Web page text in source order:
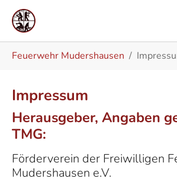
Zum Hauptinhalt springen
Feuerwehr Mudershausen
Impressum
Herausgeber, Angaben
TMG:
Förderverein der Freiwilligen
Mudershausen e.V.